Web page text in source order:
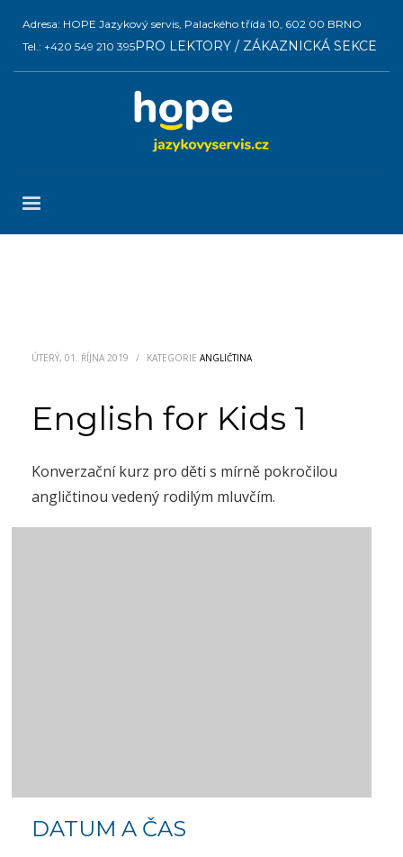
Adresa: HOPE Jazykový servis, Palackého třída 10, 602 00 BRNO
Tel.: +420 549 210 395PRO LEKTORY / ZÁKAZNICKÁ SEKCE
ÚTERÝ, 01. ŘÍJNA 2019 / KATEGORIE ANGLIČTINA
English for Kids 1
Konverzační kurz pro děti s mírně pokročilou
angličtinou vedený rodilým mluvčím.
DATUM A ČAS